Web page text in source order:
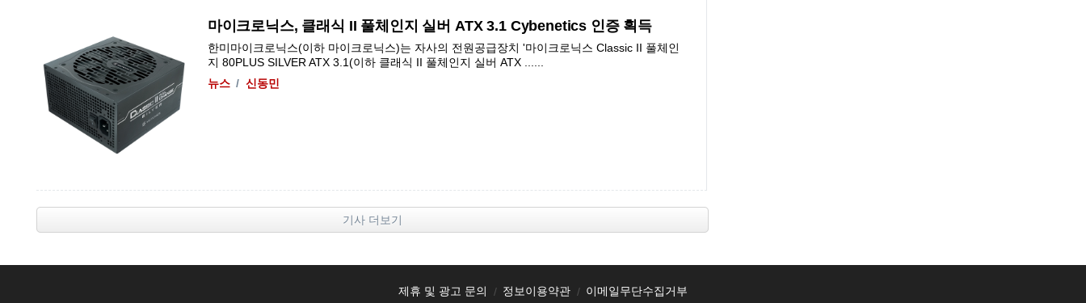
마이크로닉스, 클래식 II 풀체인지 실버 ATX 3.1 Cybenetics 인증 획득
한미마이크로닉스(이하 마이크로닉스)는 자사의 전원공급장치 '마이크로닉스 Classic II 풀체인
지 80PLUS SILVER ATX 3.1(이하 클래식 II 풀체인지 실버 ATX ......
뉴스
신동민
기사 더보기
제휴 및 광고 문의 정보이용약관 이메일무단수집거부